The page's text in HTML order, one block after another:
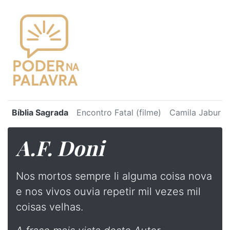
Bíblia Sagrada Encontro Fatal (filme) Camila Jabur
A.F. Doni
Nos mortos sempre li alguma coisa nova
e nos vivos ouvia repetir mil vezes mil
coisas velhas.